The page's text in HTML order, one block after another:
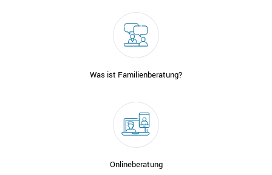
Was ist Familienberatung?
Onlineberatung